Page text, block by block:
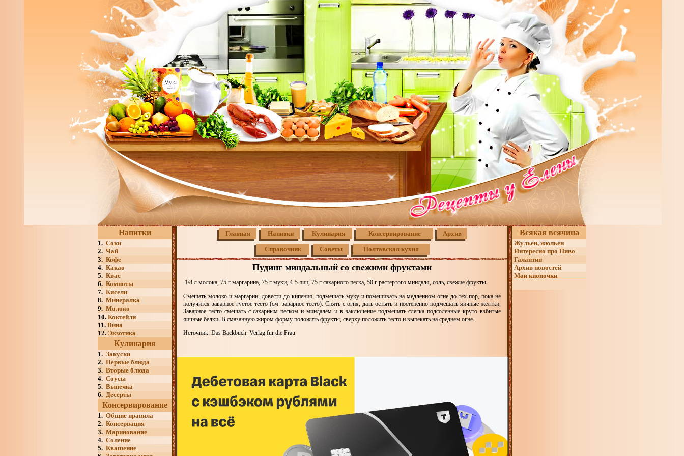
Напитки
1. Соки
2. Чай
3. Кофе
4. Какао
5. Квас
6. Компоты
7. Кисели
8. Минералка
9. Молоко
10. Коктейли
11. Вина
12. Экзотика
Кулинария
1. Закуски
2. Первые блюда
3. Вторые блюда
4. Соусы
5. Выпечка
6. Десерты
Консервирование
1. Общие правила
2. Консервация
3. Маринование
4. Соление
5. Квашение
Главная Напитки Кулинария Консервирование Архив
Справочник Советы Полтавская кухня
Пудинг миндальный со свежими фруктами
1/8 л молока, 75 г маргарина, 75 г муки, 4-5 яиц, 75 г сахарного песка, 50 г растертого миндаля, соль, свежие фрукты.
Смешать молоко и маргарин, довести до кипения, подмешать муку и помешивать на медленном огне до тех пор, пока не
получится заварное густое тесто (см. заварное тесто). Снять с огня, дать остыть и постепенно подмешать яичные желтки.
Заварное тесто смешать с сахарным песком и миндалем и в заключение подмешать слегка подсоленные круто взбитые
яичные белки. В смазанную жиром форму положить фрукты, сверху положить тесто и выпекать на среднем огне.
Источник: Das Backbuch. Verlag fur die Frau
Всякая всячина
Жульен, жюльен
Интересно про Пиво
Галантин
Архив новостей
Мои кнопочки